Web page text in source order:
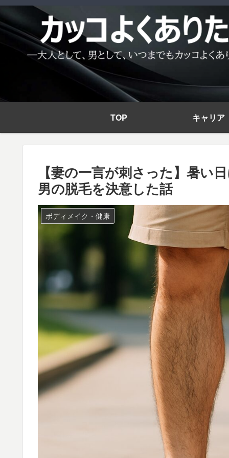
TOP キャリア
【妻の一言が刺さった】暑い
男の脱毛を決意した話
ボディメイク・健康